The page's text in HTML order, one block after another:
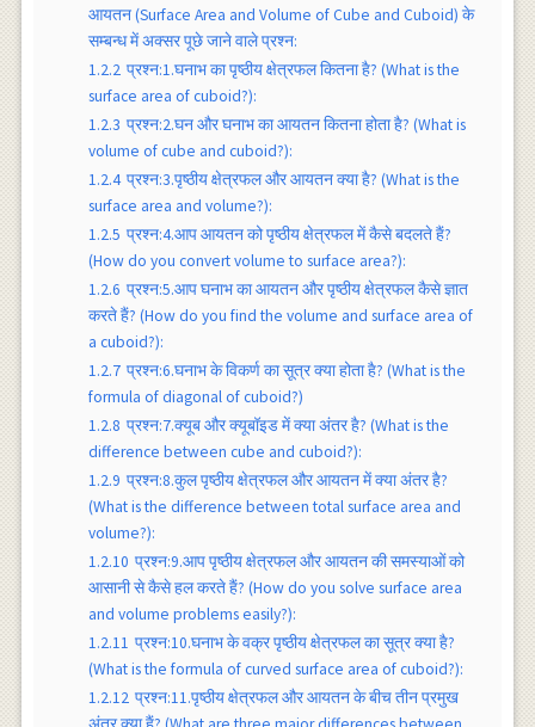
आयतन (Surface Area and Volume of Cube and Cuboid) के
सम्बन्ध में अक्सर पूछे जाने वाले प्रश्न:
1.2.2 प्रश्न:1.घनाभ का पृष्ठीय क्षेत्रफल कितना है? (What is the
surface area of cuboid?):
1.2.3 प्रश्न:2.घन और घनाभ का आयतन कितना होता है? (What is
volume of cube and cuboid?):
1.2.4 प्रश्न:3.पृष्ठीय क्षेत्रफल और आयतन क्या है? (What is the
surface area and volume?):
1.2.5 प्रश्न:4.आप आयतन को पृष्ठीय क्षेत्रफल में कैसे बदलते हैं?
(How do you convert volume to surface area?):
1.2.6 प्रश्न:5.आप घनाभ का आयतन और पृष्ठीय क्षेत्रफल कैसे ज्ञात
करते हैं? (How do you find the volume and surface area of
a cuboid?):
1.2.7 प्रश्न:6.घनाभ के विकर्ण का सूत्र क्या होता है? (What is the
formula of diagonal of cuboid?)
1.2.8 प्रश्न:7.क्यूब और क्यूबॉइड में क्या अंतर है? (What is the
difference between cube and cuboid?):
1.2.9 प्रश्न:8.कुल पृष्ठीय क्षेत्रफल और आयतन में क्या अंतर है?
(What is the difference between total surface area and
volume?):
1.2.10 प्रश्न:9.आप पृष्ठीय क्षेत्रफल और आयतन की समस्याओं को
आसानी से कैसे हल करते हैं? (How do you solve surface area
and volume problems easily?):
1.2.11 प्रश्न:10.घनाभ के वक्र पृष्ठीय क्षेत्रफल का सूत्र क्या है?
(What is the formula of curved surface area of cuboid?):
1.2.12 प्रश्न:11.पृष्ठीय क्षेत्रफल और आयतन के बीच तीन प्रमुख